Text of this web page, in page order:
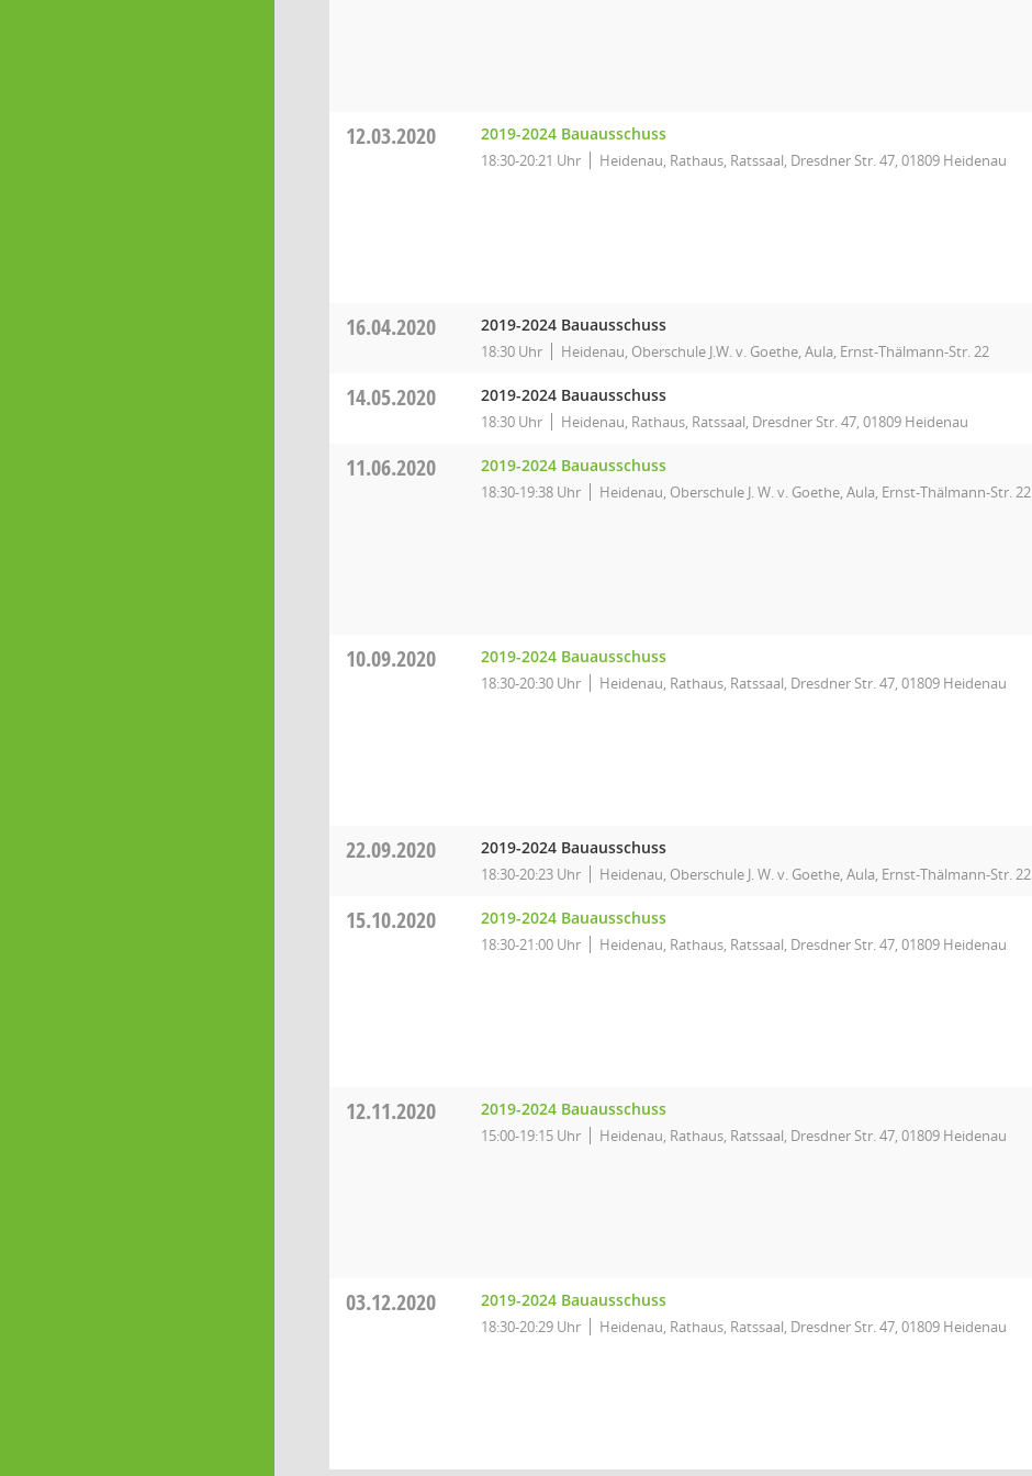
12.03.2020 2019-2024 Bauausschuss
18:30-20:21 Uhr Heidenau, Rathaus, Ratssaal, Dresdner Str. 47, 01809 Heidenau
16.04.2020 2019-2024 Bauausschuss
18:30 Uhr Heidenau, Oberschule J.W. v. Goethe, Aula, Ernst-Thälmann-Str. 22
14.05.2020 2019-2024 Bauausschuss
18:30 Uhr Heidenau, Rathaus, Ratssaal, Dresdner Str. 47, 01809 Heidenau
11.06.2020 2019-2024 Bauausschuss
18:30-19:38 Uhr Heidenau, Oberschule J. W. v. Goethe, Aula, Ernst-Thälmann-Str. 22
10.09.2020 2019-2024 Bauausschuss
18:30-20:30 Uhr Heidenau, Rathaus, Ratssaal, Dresdner Str. 47, 01809 Heidenau
22.09.2020 2019-2024 Bauausschuss
18:30-20:23 Uhr Heidenau, Oberschule J. W. v. Goethe, Aula, Ernst-Thälmann-Str. 22
15.10.2020 2019-2024 Bauausschuss
18:30-21:00 Uhr Heidenau, Rathaus, Ratssaal, Dresdner Str. 47, 01809 Heidenau
12.11.2020 2019-2024 Bauausschuss
15:00-19:15 Uhr Heidenau, Rathaus, Ratssaal, Dresdner Str. 47, 01809 Heidenau
03.12.2020 2019-2024 Bauausschuss
18:30-20:29 Uhr Heidenau, Rathaus, Ratssaal, Dresdner Str. 47, 01809 Heidenau